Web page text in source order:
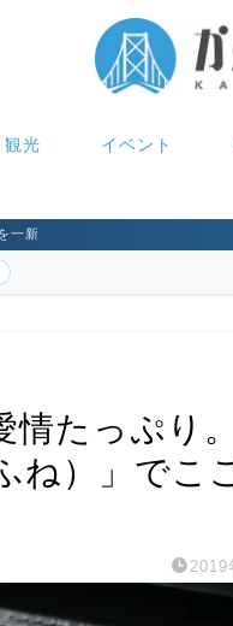
観光 イベント
一新
情たっぷり
ね）」でこ
2019